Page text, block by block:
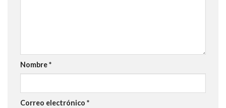
Nombre*
Correo electrónico *